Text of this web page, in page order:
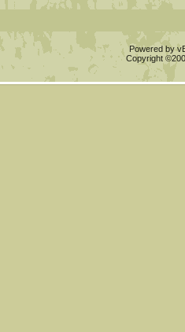
Powered by
Copyright